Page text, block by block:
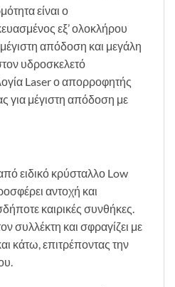
είναι ο
εξ’ ολοκλήρου
απόδοση και μεγάλη
υδροσκελετό
Laser ο απορροφητής
για μέγιστη απόδοση με
ειδικό κρύσταλλο Low
αντοχή και
καιρικές συνθήκες.
συλλέκτη και σφραγίζει με
κάτω, επιτρέποντας την